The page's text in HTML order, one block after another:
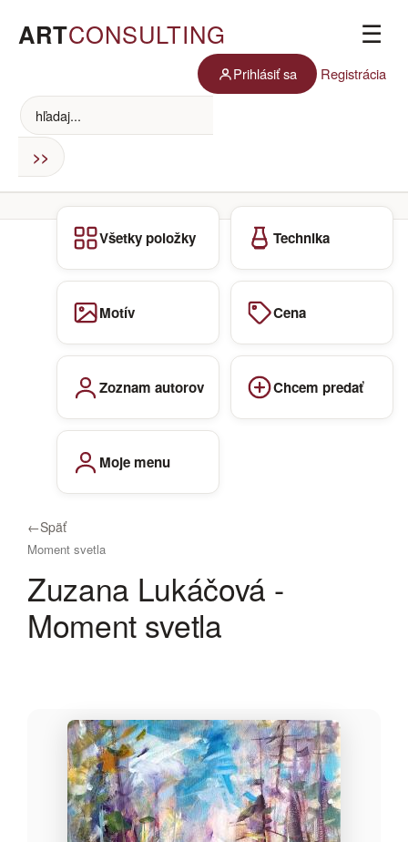
ARTCONSULTING ☰
Prihlásiť sa Registrácia
Všetky položky Technika
Motív Cena
Zoznam autorov Chcem predať
Moje menu
←Späť
Moment svetla
Zuzana Lukáčová -
Moment svetla